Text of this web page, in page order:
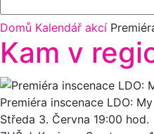
Domů Kalendář akcí
Kam v
Premiéra inscenace LDO:
Středa 3. Června 19:00 hod.